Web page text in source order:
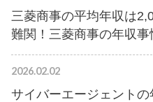
三菱商事の平均年収は
難関！三菱商事の年収
2026.02.02
サイバーエージェント